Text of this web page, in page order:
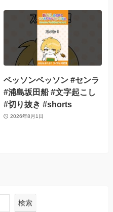
ベッソンベッソン #センラ
#浦島坂田船 #文字起こし
#切り抜き #shorts
2026年8月1日
検索